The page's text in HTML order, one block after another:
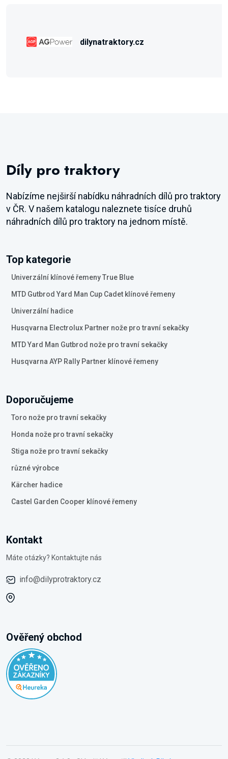
dilynatraktory.cz
Díly pro traktory
Nabízíme nejširší nabídku náhradních dílů pro traktory
v ČR. V našem katalogu naleznete tisíce druhů
náhradních dílů pro traktory na jednom místě.
Top kategorie
Univerzální klínové řemeny True Blue
MTD Gutbrod Yard Man Cup Cadet klínové řemeny
Univerzální hadice
Husqvarna Electrolux Partner nože pro travní sekačky
MTD Yard Man Gutbrod nože pro travní sekačky
Husqvarna AYP Rally Partner klínové řemeny
Doporučujeme
Toro nože pro travní sekačky
Honda nože pro travní sekačky
Stiga nože pro travní sekačky
různé výrobce
Kärcher hadice
Castel Garden Cooper klínové řemeny
Kontakt
Máte otázky? Kontaktujte nás
info@dilyprotraktory.cz
Ověřený obchod